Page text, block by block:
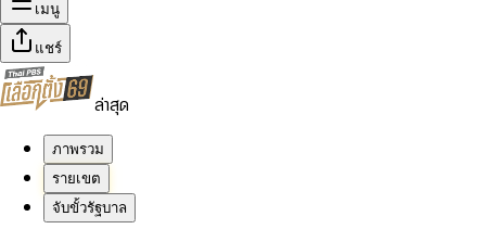
เมนู
แชร์
ล่าสุด
ภาพรวม
รายเขต
จับขั้วรัฐบาล